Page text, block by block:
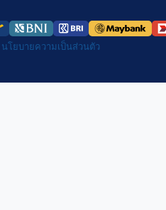
นโยบายความเป็นส่วนตัว